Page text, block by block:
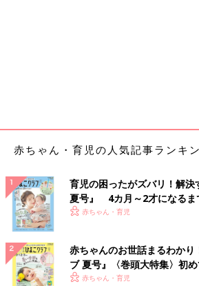
赤ちゃん・育児の人気記事ランキ
育児の困ったがズバリ！解
夏号』 4カ月～2才になるま
いっぱい！
赤ちゃん・育児
赤ちゃんのお世話まるわか
ブ 夏号』〈巻頭大特集〉初
く！ おっぱい・ミルクの基本
赤ちゃん・育児